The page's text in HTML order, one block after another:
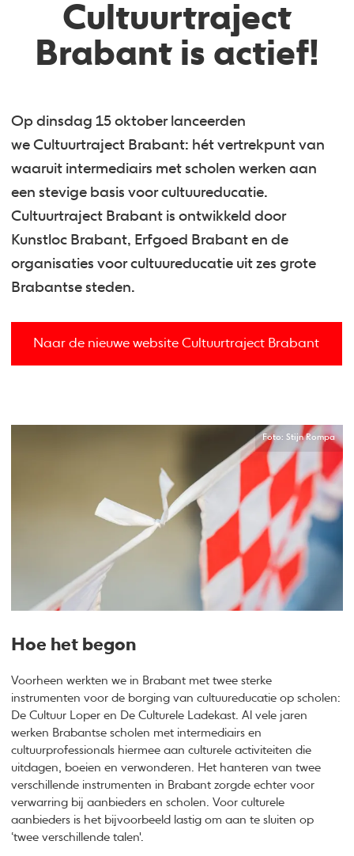
Cultuurtraject
Brabant is actief!
Op dinsdag 15 oktober lanceerden
we Cultuurtraject Brabant: hét vertrekpunt van
waaruit intermediairs met scholen werken aan
een stevige basis voor cultuureducatie.
Cultuurtraject Brabant is ontwikkeld door
Kunstloc Brabant, Erfgoed Brabant en de
organisaties voor cultuureducatie uit zes grote
Brabantse steden.
Naar de nieuwe website Cultuurtraject Brabant
Hoe het begon
Voorheen werkten we in Brabant met twee sterke
instrumenten voor de borging van cultuureducatie op scholen:
De Cultuur Loper en De Culturele Ladekast. Al vele jaren
werken Brabantse scholen met intermediairs en
cultuurprofessionals hiermee aan culturele activiteiten die
uitdagen, boeien en verwonderen. Het hanteren van twee
verschillende instrumenten in Brabant zorgde echter voor
verwarring bij aanbieders en scholen. Voor culturele
aanbieders is het bijvoorbeeld lastig om aan te sluiten op
‘twee verschillende talen'.
Foto: Stijn Rompa